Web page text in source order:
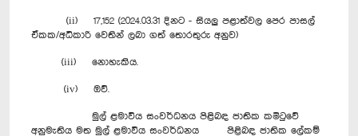
(ii) 17,152 (2024.03.31 දිනට - සියලු පළාත්වල පෙර පාසල්
ඒකක/අධිකාරි වෙතින් ලබා ගත් තොරතුරු අනුව)
(iii) නොහැකිය.
(iv) ඔව්.
මුල් ළමාවිය සංවර්ධනය පිළිබඳ ජාතික කමිටුවේ
අනුමැතිය මත මුල් ළමාවිය සංවර්ධනය පිළිබඳ ජාතික ලේකම්